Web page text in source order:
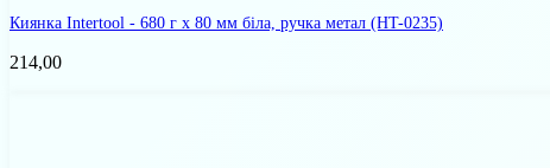
Киянка Intertool - 680 г х 80 мм біла, ручка метал (HT-0235)
214,00